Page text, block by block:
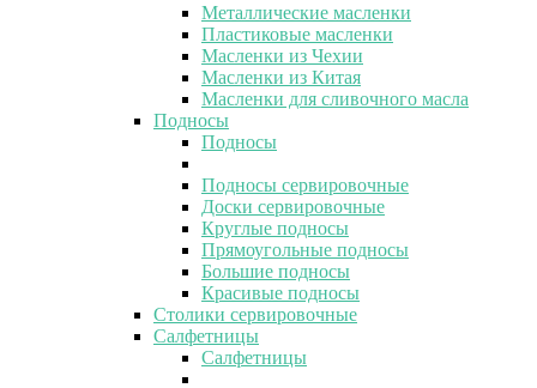
Металлические масленки
Пластиковые масленки
Масленки из Чехии
Масленки из Китая
Масленки для сливочного масла
Подносы
Подносы
Подносы сервировочные
Доски сервировочные
Круглые подносы
Прямоугольные подносы
Большие подносы
Красивые подносы
Столики сервировочные
Салфетницы
Салфетницы